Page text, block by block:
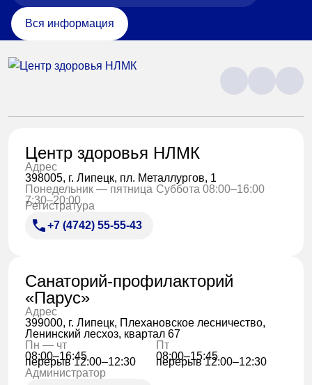
Вся информация
Центр здоровья НЛМК
Адрес
398005, г. Липецк, пл. Металлургов, 1
Понедельник — пятница
7:30–20:00
Суббота 08:00–16:00
Регистратура
+7 (4742) 55-55-43
Санаторий-профилакторий
«Парус»
Адрес
399000, г. Липецк, Плехановское лесничество,
Ленинский лесхоз, квартал 67
Пн — чт
08:00–16:45
перерыв 12:00–12:30
Пт
08:00–15:45
перерыв 12:00–12:30
Администратор